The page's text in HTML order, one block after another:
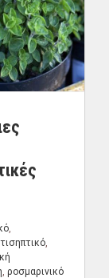
ροσμαρινικό